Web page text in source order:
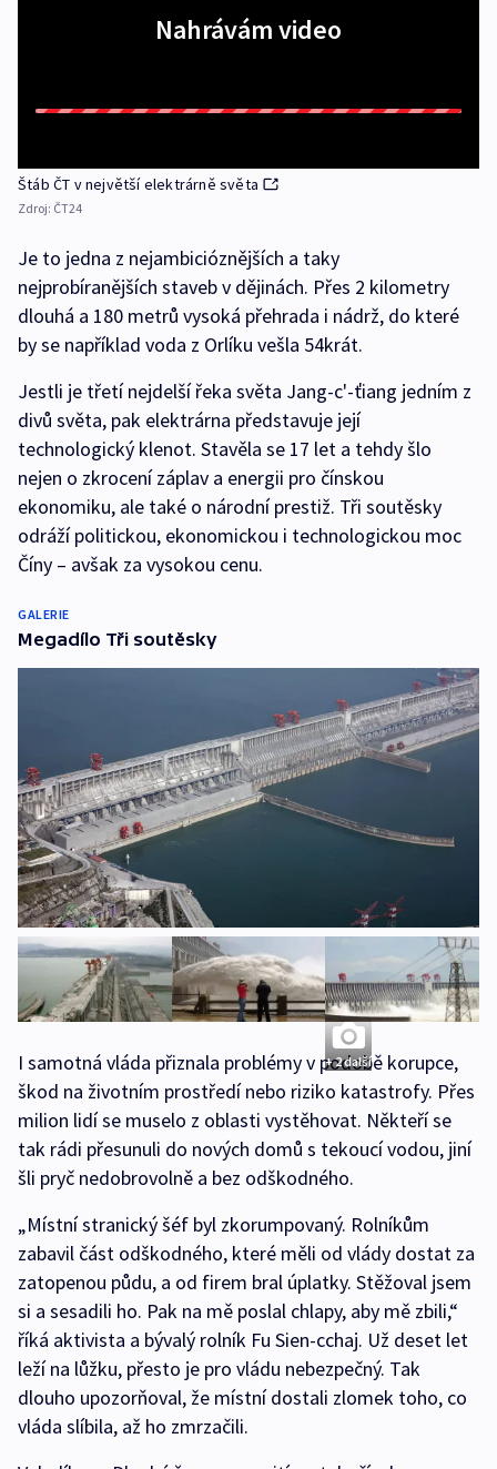
Nahrávám video
Štáb ČT v největší elektrárně světa
Zdroj: ČT24
Je to jedna z nejambicióznějších a taky
nejprobíranějších staveb v dějinách. Přes 2 kilometry
dlouhá a 180 metrů vysoká přehrada i nádrž, do které
by se například voda z Orlíku vešla 54krát.
Jestli je třetí nejdelší řeka světa Jang-c'-ťiang jedním z
divů světa, pak elektrárna představuje její
technologický klenot. Stavěla se 17 let a tehdy šlo
nejen o zkrocení záplav a energii pro čínskou
ekonomiku, ale také o národní prestiž. Tři soutěsky
odráží politickou, ekonomickou i technologickou moc
Číny – avšak za vysokou cenu.
GALERIE
Megadílo Tři soutěsky
+ 2 další
I samotná vláda přiznala problémy v podobě korupce,
škod na životním prostředí nebo riziko katastrofy. Přes
milion lidí se muselo z oblasti vystěhovat. Někteří se
tak rádi přesunuli do nových domů s tekoucí vodou, jiní
šli pryč nedobrovolně a bez odškodného.
„Místní stranický šéf byl zkorumpovaný. Rolníkům
zabavil část odškodného, které měli od vlády dostat za
zatopenou půdu, a od firem bral úplatky. Stěžoval jsem
si a sesadili ho. Pak na mě poslal chlapy, aby mě zbili,“
říká aktivista a bývalý rolník Fu Sien-cchaj. Už deset let
leží na lůžku, přesto je pro vládu nebezpečný. Tak
dlouho upozorňoval, že místní dostali zlomek toho, co
vláda slíbila, až ho zmrzačili.